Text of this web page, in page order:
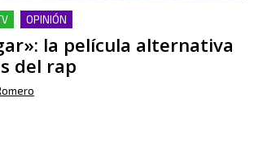
OPINIÓN
la película alternativa
del rap